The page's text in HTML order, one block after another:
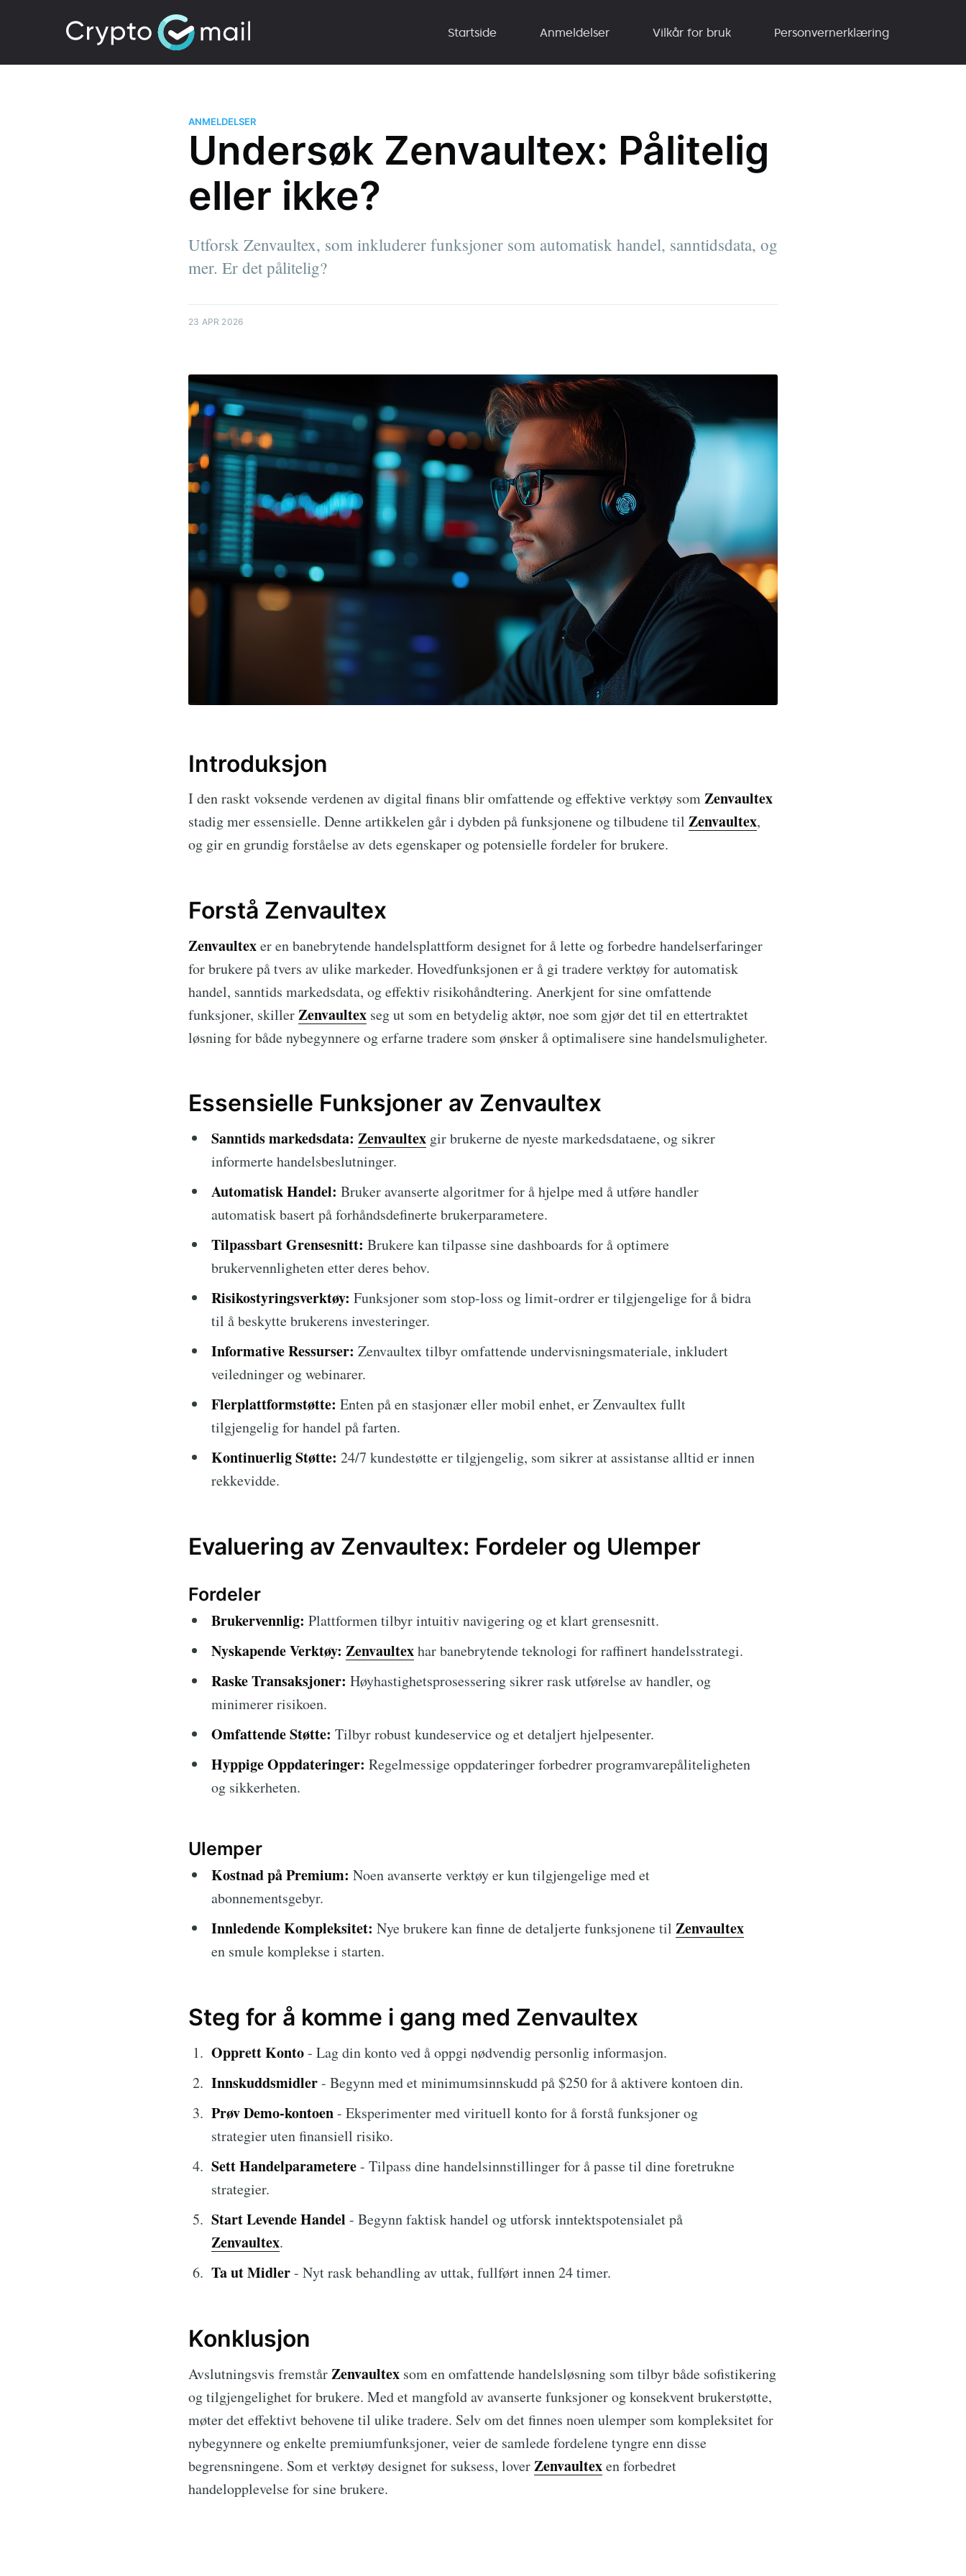
Startside Anmeldelser Vilkår for bruk Personvernerklæring
ANMELDELSER
Undersøk Zenvaultex: Pålitelig
eller ikke?
Utforsk Zenvaultex, som inkluderer funksjoner som automatisk handel, sanntidsdata, og
mer. Er det pålitelig?
23 APR 2026
Introduksjon
I den raskt voksende verdenen av digital finans blir omfattende og effektive verktøy somZenvaultex
stadig mer essensielle. Denne artikkelen går i dybden på funksjonene og tilbudene til Zenvaultex,
og gir en grundig forståelse av dets egenskaper og potensielle fordeler for brukere.
Forstå Zenvaultex
Zenvaultexer en banebrytende handelsplattform designet for å lette og forbedre handelserfaringer
for brukere på tvers av ulike markeder. Hovedfunksjonen er å gi tradere verktøy for automatisk
handel, sanntids markedsdata, og effektiv risikohåndtering. Anerkjent for sine omfattende
funksjoner, skillerZenvaultex seg ut som en betydelig aktør, noe som gjør det til en ettertraktet
løsning for både nybegynnere og erfarne tradere som ønsker å optimalisere sine handelsmuligheter.
Essensielle Funksjoner av Zenvaultex
Sanntids markedsdata: Zenvaultex gir brukerne de nyeste markedsdataene, og sikrer
informerte handelsbeslutninger.
Automatisk Handel: Bruker avanserte algoritmer for å hjelpe med å utføre handler
automatisk basert på forhåndsdefinerte brukerparametere.
Tilpassbart Grensesnitt: Brukere kan tilpasse sine dashboards for å optimere
brukervennligheten etter deres behov.
Risikostyringsverktøy: Funksjoner som stop-loss og limit-ordrer er tilgjengelige for å bidra
til å beskytte brukerens investeringer.
Informative Ressurser: Zenvaultex tilbyr omfattende undervisningsmateriale, inkludert
veiledninger og webinarer.
Flerplattformstøtte: Enten på en stasjonær eller mobil enhet, er Zenvaultex fullt
tilgjengelig for handel på farten.
Kontinuerlig Støtte: 24/7 kundestøtte er tilgjengelig, som sikrer at assistanse alltid er innen
rekkevidde.
Evaluering av Zenvaultex: Fordeler og Ulemper
Fordeler
Brukervennlig: Plattformen tilbyr intuitiv navigering og et klart grensesnitt.
Nyskapende Verktøy: Zenvaultexhar banebrytende teknologi for raffinert handelsstrategi.
Raske Transaksjoner: Høyhastighetsprosessering sikrer rask utførelse av handler, og
minimerer risikoen.
Omfattende Støtte: Tilbyr robust kundeservice og et detaljert hjelpesenter.
Hyppige Oppdateringer: Regelmessige oppdateringer forbedrer programvarepåliteligheten
og sikkerheten.
Ulemper
Kostnad på Premium: Noen avanserte verktøy er kun tilgjengelige med et
abonnementsgebyr.
Innledende Kompleksitet: Nye brukere kan finne de detaljerte funksjonene til Zenvaultex
en smule komplekse i starten.
Steg for å komme i gang med Zenvaultex
Opprett Konto- Lag din konto ved å oppgi nødvendig personlig informasjon.
Innskuddsmidler- Begynn med et minimumsinnskudd på $250 for å aktivere kontoen din.
Prøv Demo-kontoen- Eksperimenter med virituell konto for å forstå funksjoner og
strategier uten finansiell risiko.
Sett Handelparametere- Tilpass dine handelsinnstillinger for å passe til dine foretrukne
strategier.
Start Levende Handel - Begynn faktisk handel og utforsk inntektspotensialet på
Zenvaultex.
Ta ut Midler- Nyt rask behandling av uttak, fullført innen 24 timer.
Konklusjon
Avslutningsvis fremstårZenvaultex som en omfattende handelsløsning som tilbyr både sofistikering
og tilgjengelighet for brukere. Med et mangfold av avanserte funksjoner og konsekvent brukerstøtte,
møter det effektivt behovene til ulike tradere. Selv om det finnes noen ulemper som kompleksitet for
nybegynnere og enkelte premiumfunksjoner, veier de samlede fordelene tyngre enn disse
begrensningene. Som et verktøy designet for suksess, loverZenvaultexen forbedret
handelopplevelse for sine brukere.